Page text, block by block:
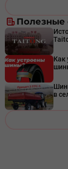
Полезные
Как
в